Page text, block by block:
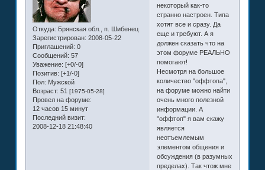
Откуда: Брянская обл., п. Шибенец
Зарегистрирован: 2008-05-22
Приглашений: 0
Сообщений: 57
Уважение: [+0/-0]
Позитив: [+1/-0]
Пол: Мужской
Возраст: 51 [1975-05-28]
Провел на форуме:
12 часов 15 минут
Последний визит:
2008-12-18 21:48:40
некоторый как-то
странно настроен. Типа
хотят все и сразу. Да
еще и требуют. А я
должен сказать что на
этом форуме РЕАЛЬНО
помогают!
Несмотря на большое
количество "оффтопа",
на форуме можно найти
очень много полезной
информации. А
"оффтоп" я вам скажу
является
неотъемлемым
элементом общения и
обсуждения (в разумных
пределах). Так чтож мне